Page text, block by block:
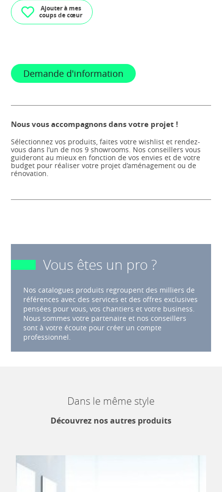
Ajouter à mes
coups de cœur
Demande d'information
Nous vous accompagnons dans votre projet !
Sélectionnez vos produits, faites votre wishlist et rendez-
vous dans l’un de nos 9 showrooms. Nos conseillers vous
guideront au mieux en fonction de vos envies et de votre
budget pour réaliser votre projet d’aménagement ou de
rénovation.
Vous êtes un pro ?
Nos catalogues produits regroupent des milliers de
références avec des services et des offres exclusives
pensées pour vous, vos chantiers et votre business.
Nous sommes votre partenaire et nos conseillers
sont à votre écoute pour créer un compte
professionnel.
Dans le même style
Découvrez nos autres produits